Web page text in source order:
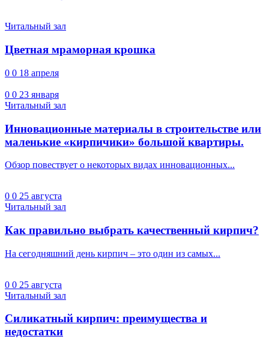
Читальный зал
Цветная мраморная крошка
0 0 18 апреля
0 0 23 января
Читальный зал
Инновационные материалы в строительстве или
маленькие «кирпичики» большой квартиры.
Обзор повествует о некоторых видах инновационных...
0 0 25 августа
Читальный зал
Как правильно выбрать качественный кирпич?
На сегодняшний день кирпич – это один из самых...
0 0 25 августа
Читальный зал
Силикатный кирпич: преимущества и
недостатки